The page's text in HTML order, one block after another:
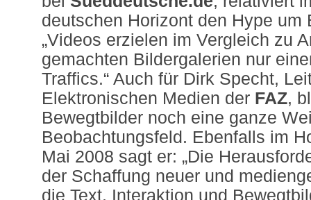
deutschen Horizont den Hype um
„Videos erzielen im Vergleich zu
gemachten Bildergalerien nur
Traffics.“ Auch für Dirk Specht,
Elektronischen Medien der FAZ,
Bewegtbilder noch eine ganze
Beobachtungsfeld. Ebenfalls im
Mai 2008 sagt er: „Die
der Schaffung neuer und
die Text, Interaktion und